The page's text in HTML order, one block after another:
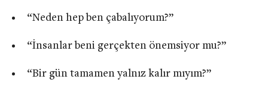
“Neden hep ben çabalıyorum?”
“İnsanlar beni gerçekten önemsiyor mu?”
“Bir gün tamamen yalnız kalır mıyım?”